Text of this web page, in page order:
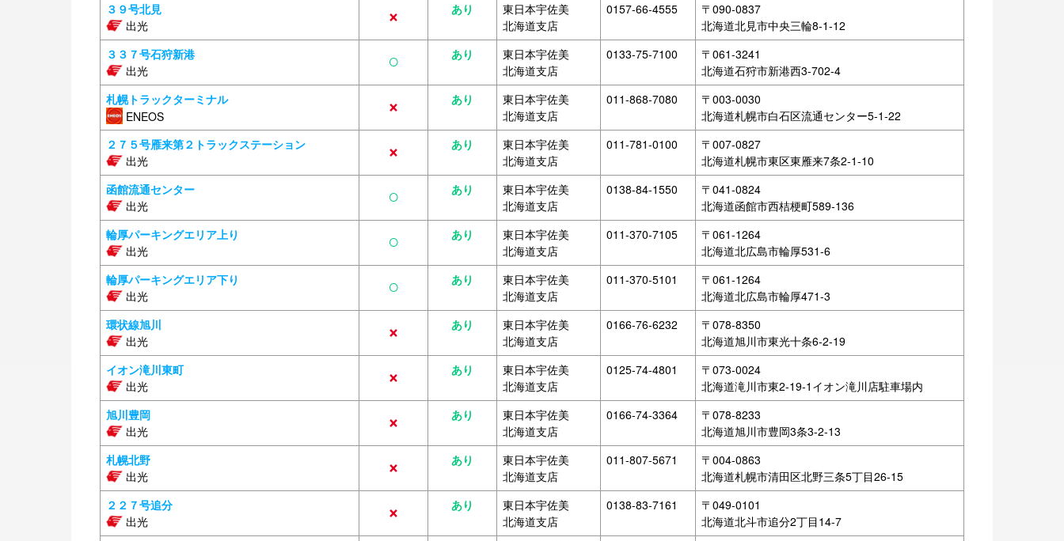
３９号北見
出光
× あり
東日本宇佐美
北海道支店
0157-66-4555
〒090-0837
北海道北見市中央三輪8-1-12
３３７号石狩新港
出光
○ あり
東日本宇佐美
北海道支店
0133-75-7100
〒061-3241
北海道石狩市新港西3-702-4
札幌トラックターミナル
ENEOS
× あり
東日本宇佐美
北海道支店
011-868-7080
〒003-0030
北海道札幌市白石区流通センター5-1-22
２７５号雁来第２トラックステーション
出光
× あり
東日本宇佐美
北海道支店
011-781-0100
〒007-0827
北海道札幌市東区東雁来7条2-1-10
函館流通センター
出光
○ あり
東日本宇佐美
北海道支店
0138-84-1550
〒041-0824
北海道函館市西桔梗町589-136
輪厚パーキングエリア上り
出光
○ あり
東日本宇佐美
北海道支店
011-370-7105
〒061-1264
北海道北広島市輪厚531-6
輪厚パーキングエリア下り
出光
○ あり
東日本宇佐美
北海道支店
011-370-5101
〒061-1264
北海道北広島市輪厚471-3
環状線旭川
出光
× あり
東日本宇佐美
北海道支店
0166-76-6232
〒078-8350
北海道旭川市東光十条6-2-19
イオン滝川東町
出光
× あり
東日本宇佐美
北海道支店
0125-74-4801
〒073-0024
北海道滝川市東2-19-1イオン滝川店駐車場内
旭川豊岡
出光
× あり
東日本宇佐美
北海道支店
0166-74-3364
〒078-8233
北海道旭川市豊岡3条3-2-13
札幌北野
出光
× あり
東日本宇佐美
北海道支店
011-807-5671
〒004-0863
北海道札幌市清田区北野三条5丁目26-15
２２７号追分
出光
× あり
東日本宇佐美
北海道支店
0138-83-7161
〒049-0101
北海道北斗市追分2丁目14-7